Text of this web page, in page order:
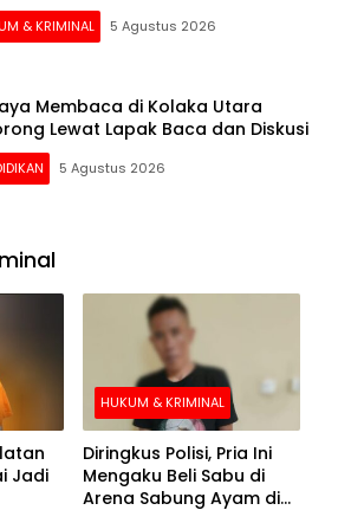
& KRIMINAL 5 Agustus 2026
Membaca di Kolaka Utara
Lewat Lapak Baca dan Diskusi
5 Agustus 2026
Jadi
HUKUM & KRIMINAL
Diringkus Polisi, Pria Ini
Mengaku Beli Sabu di
Arena Sabung Ayam di